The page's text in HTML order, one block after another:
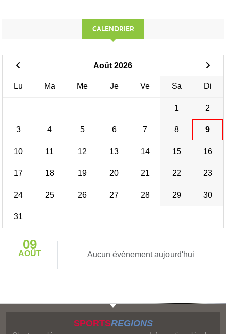
CALENDRIER
Août 2026
Lu Ma Me Je Ve Sa Di
1 2
3 4 5 6 7 8 9
10 11 12 13 14 15 16
17 18 19 20 21 22 23
24 25 26 27 28 29 30
31
09
AOÛT Aucun évènement aujourd'hui
SPORTSREGIONS